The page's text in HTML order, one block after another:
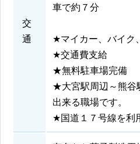
交
通
車で約７分
★マイカー、バイク
★交通費支給
★無料駐車場完備
★大宮駅周辺～熊谷
出来る職場です。
★国道１７号線を利